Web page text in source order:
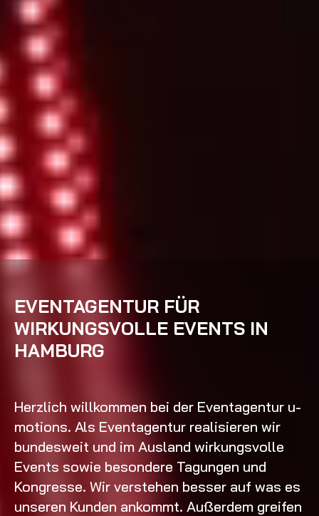
EVENTAGENTUR FÜR
WIRKUNGSVOLLE EVENTS IN
HAMBURG
Herzlich willkommen bei der Eventagentur u-
motions. Als Eventagentur realisieren wir
bundesweit und im Ausland wirkungsvolle
Events sowie besondere Tagungen und
Kongresse. Wir verstehen besser auf was es
unseren Kunden ankommt. Außerdem greifen